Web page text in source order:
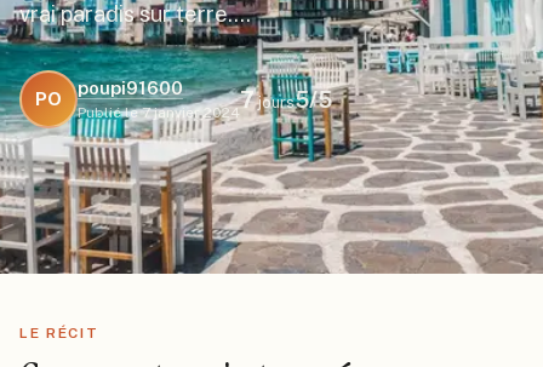
vrai paradis sur terre.…
PO
poupi91600
Publié le 7 janvier 2024
7jours5/5
LE RÉCIT